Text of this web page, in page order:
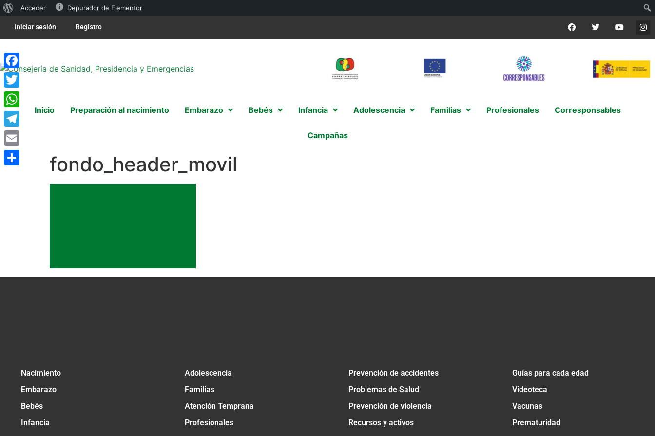
Acceder Depurador de Elementor
Iniciar sesión Registro
Inicio Preparación al nacimiento Embarazo Bebés Infancia Adolescencia Familias Profesionales Corresponsables
Campañas
fondo_header_movil
Nacimiento
Embarazo
Bebés
Infancia
Adolescencia
Familias
Atención Temprana
Profesionales
Prevención de accidentes
Problemas de Salud
Prevención de violencia
Recursos y activos
Guías para cada edad
Videoteca
Vacunas
Prematuridad
Facebook
Twitter
WhatsApp
Telegram
Email